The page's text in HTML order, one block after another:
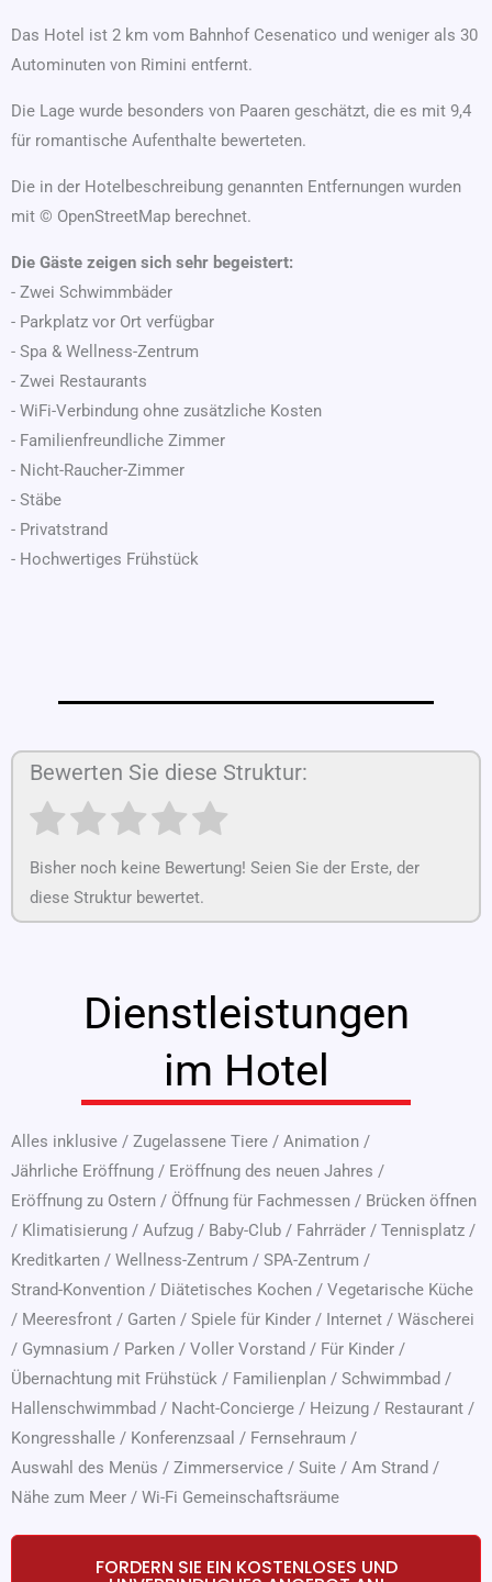
Das Hotel ist 2 km vom Bahnhof Cesenatico und weniger als 30
Autominuten von Rimini entfernt.
Die Lage wurde besonders von Paaren geschätzt, die es mit 9,4
für romantische Aufenthalte bewerteten.
Die in der Hotelbeschreibung genannten Entfernungen wurden
mit © OpenStreetMap berechnet.
Die Gäste zeigen sich sehr begeistert:
- Zwei Schwimmbäder
- Parkplatz vor Ort verfügbar
- Spa & Wellness-Zentrum
- Zwei Restaurants
- WiFi-Verbindung ohne zusätzliche Kosten
- Familienfreundliche Zimmer
- Nicht-Raucher-Zimmer
- Stäbe
- Privatstrand
- Hochwertiges Frühstück
Bewerten Sie diese Struktur:
Bisher noch keine Bewertung! Seien Sie der Erste, der
diese Struktur bewertet.
Dienstleistungen
im Hotel
Alles inklusive / Zugelassene Tiere / Animation /
Jährliche Eröffnung / Eröffnung des neuen Jahres /
Eröffnung zu Ostern / Öffnung für Fachmessen / Brücken öffnen
/ Klimatisierung / Aufzug / Baby-Club / Fahrräder / Tennisplatz /
Kreditkarten / Wellness-Zentrum / SPA-Zentrum /
Strand-Konvention / Diätetisches Kochen / Vegetarische Küche
/ Meeresfront / Garten / Spiele für Kinder / Internet / Wäscherei
/ Gymnasium / Parken / Voller Vorstand / Für Kinder /
Übernachtung mit Frühstück / Familienplan / Schwimmbad /
Hallenschwimmbad / Nacht-Concierge / Heizung / Restaurant /
Kongresshalle / Konferenzsaal / Fernsehraum /
Auswahl des Menüs / Zimmerservice / Suite / Am Strand /
Nähe zum Meer / Wi-Fi Gemeinschaftsräume
FORDERN SIE EIN KOSTENLOSES UND